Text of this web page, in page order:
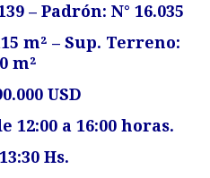
– Padrón: N° 16.035
m² – Sup. Terreno:
m²
USD
12:00 a 16:00 horas.
Hs.